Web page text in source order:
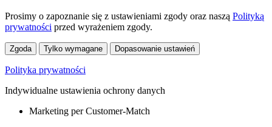
Prosimy o zapoznanie się z ustawieniami zgody oraz naszą Polityką
prywatności przed wyrażeniem zgody.
Zgoda Tylko wymagane Dopasowanie ustawień
Polityka prywatności
Indywidualne ustawienia ochrony danych
Marketing per Customer-Match